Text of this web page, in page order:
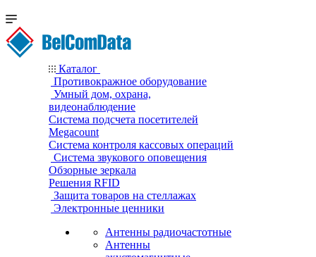
Каталог
Противокражное оборудование
Умный дом, охрана,
видеонаблюдение
Система подсчета посетителей
Megacount
Система контроля кассовых операций
Система звукового оповещения
Обзорные зеркала
Решения RFID
Защита товаров на стеллажах
Электронные ценники
Антенны радиочастотные
Антенны